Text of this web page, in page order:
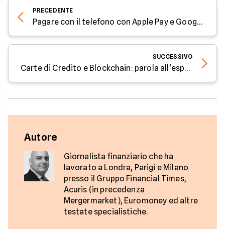
PRECEDENTE
Pagare con il telefono con Apple Pay e Google Pay: parola all'esperto di Facile.it
SUCCESSIVO
Carte di Credito e Blockchain: parola all'esperto di Facile.it
Autore
Giornalista finanziario che ha
lavorato a Londra, Parigi e Milano
presso il Gruppo Financial Times,
Acuris (in precedenza
Mergermarket), Euromoney ed altre
testate specialistiche.